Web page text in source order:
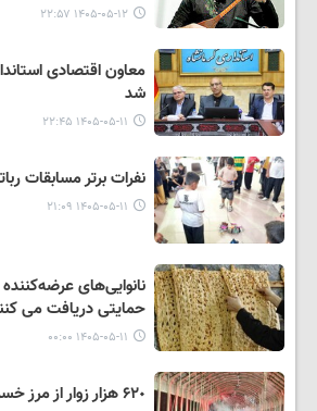
۱۴۰۵-۰۵-۱۲ ۲۲:۵۷
معاون اقتصادی
شد
۱۴۰۵-۰۵-۱۱ ۲۲:۴۵
نفرات برتر مسابقات
۱۴۰۵-۰۵-۱۱ ۲۱:۰۹
نانوایی‌های
حمایتی دریافت می
۱۴۰۵-۰۵-۱۱ ۰۰:۰۰
۶۲٠ هزار زوار از مرز خسروی تردد کردند